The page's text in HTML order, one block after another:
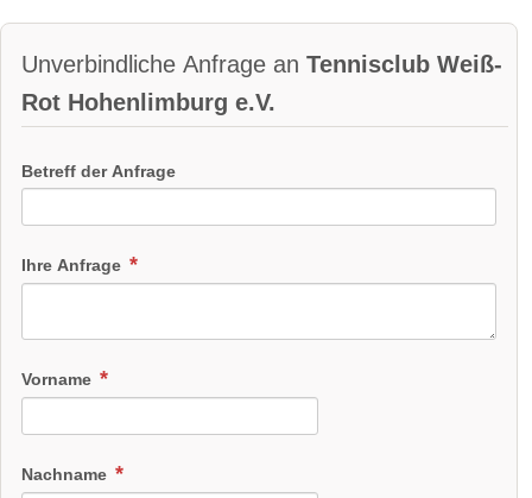
Unverbindliche Anfrage an Tennisclub Weiß-
Rot Hohenlimburg e.V.
Betreff der Anfrage
Ihre Anfrage
Vorname
Nachname